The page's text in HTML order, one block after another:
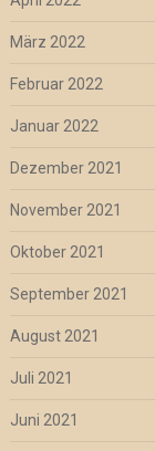
März 2022
Februar 2022
Januar 2022
Dezember 2021
November 2021
Oktober 2021
September 2021
August 2021
Juli 2021
Juni 2021